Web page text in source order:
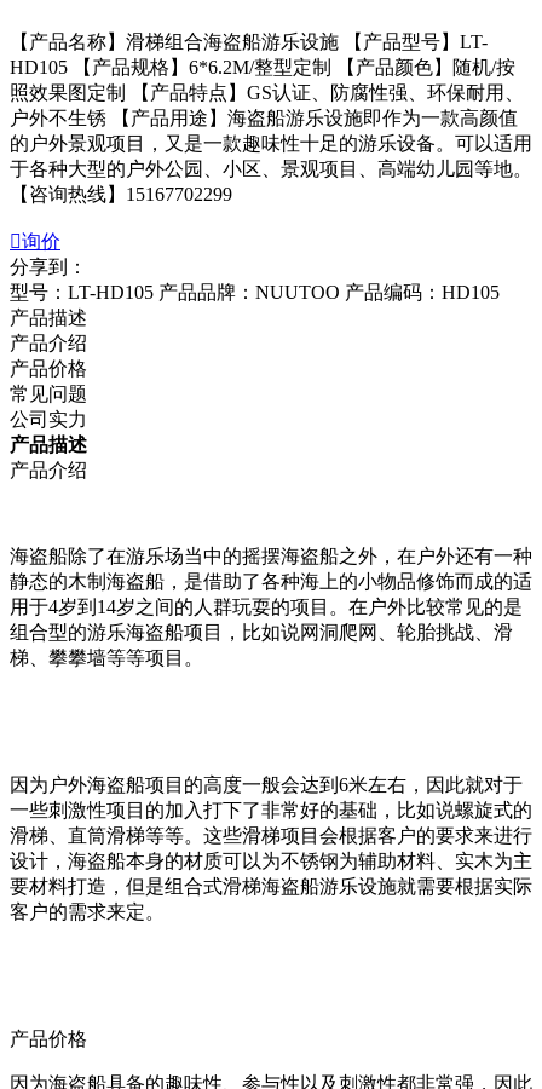
【产品名称】滑梯组合海盗船游乐设施 【产品型号】LT-
HD105 【产品规格】6*6.2M/整型定制 【产品颜色】随机/按
照效果图定制 【产品特点】GS认证、防腐性强、环保耐用、
户外不生锈 【产品用途】海盗船游乐设施即作为一款高颜值
的户外景观项目，又是一款趣味性十足的游乐设备。可以适用
于各种大型的户外公园、小区、景观项目、高端幼儿园等地。
【咨询热线】15167702299
询价
分享到：
型号：LT-HD105 产品品牌：NUUTOO 产品编码：HD105
产品描述
产品介绍
产品价格
常见问题
公司实力
产品描述
产品介绍
海盗船除了在游乐场当中的摇摆海盗船之外，在户外还有一种
静态的木制海盗船，是借助了各种海上的小物品修饰而成的适
用于4岁到14岁之间的人群玩耍的项目。在户外比较常见的是
组合型的游乐海盗船项目，比如说网洞爬网、轮胎挑战、滑
梯、攀攀墙等等项目。
因为户外海盗船项目的高度一般会达到6米左右，因此就对于
一些刺激性项目的加入打下了非常好的基础，比如说螺旋式的
滑梯、直筒滑梯等等。这些滑梯项目会根据客户的要求来进行
设计，海盗船本身的材质可以为不锈钢为辅助材料、实木为主
要材料打造，但是组合式滑梯海盗船游乐设施就需要根据实际
客户的需求来定。
产品价格
因为海盗船具备的趣味性、参与性以及刺激性都非常强，因此